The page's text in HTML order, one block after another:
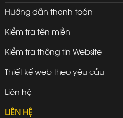
Hướng dẫn thanh toán
Kiểm tra tên miền
Kiểm tra thông tin Website
Thiết kế web theo yêu cầu
Liên hệ
LIÊN HỆ